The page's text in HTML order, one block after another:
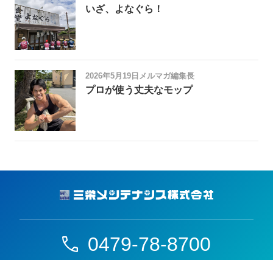
いざ、よなぐら！
2026年5月19日 メルマガ編集長
プロが使う丈夫なモップ
0479-78-8700